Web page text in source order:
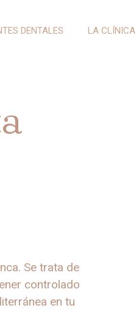
DENTALES LA CLÍNICA
Se trata de
controlado
en tu